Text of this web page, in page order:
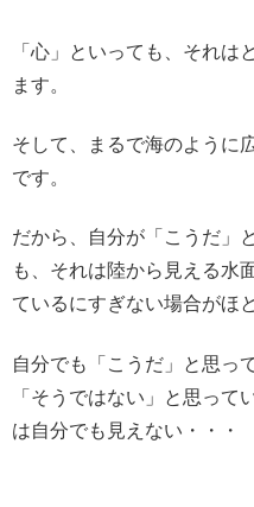
「心」といっても、それは
ます。
そして、まるで海のように
です。
だから、自分が「こうだ」
も、それは陸から見える水
ているにすぎない場合がほ
自分でも「こうだ」と思っ
「そうではない」と思って
は自分でも見えない・・・